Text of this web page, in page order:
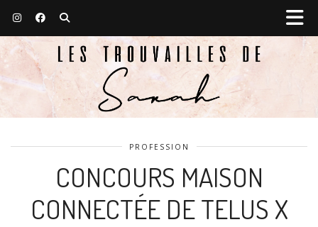
PROFESSION
CONCOURS MAISON
CONNECTÉE DE TELUS X